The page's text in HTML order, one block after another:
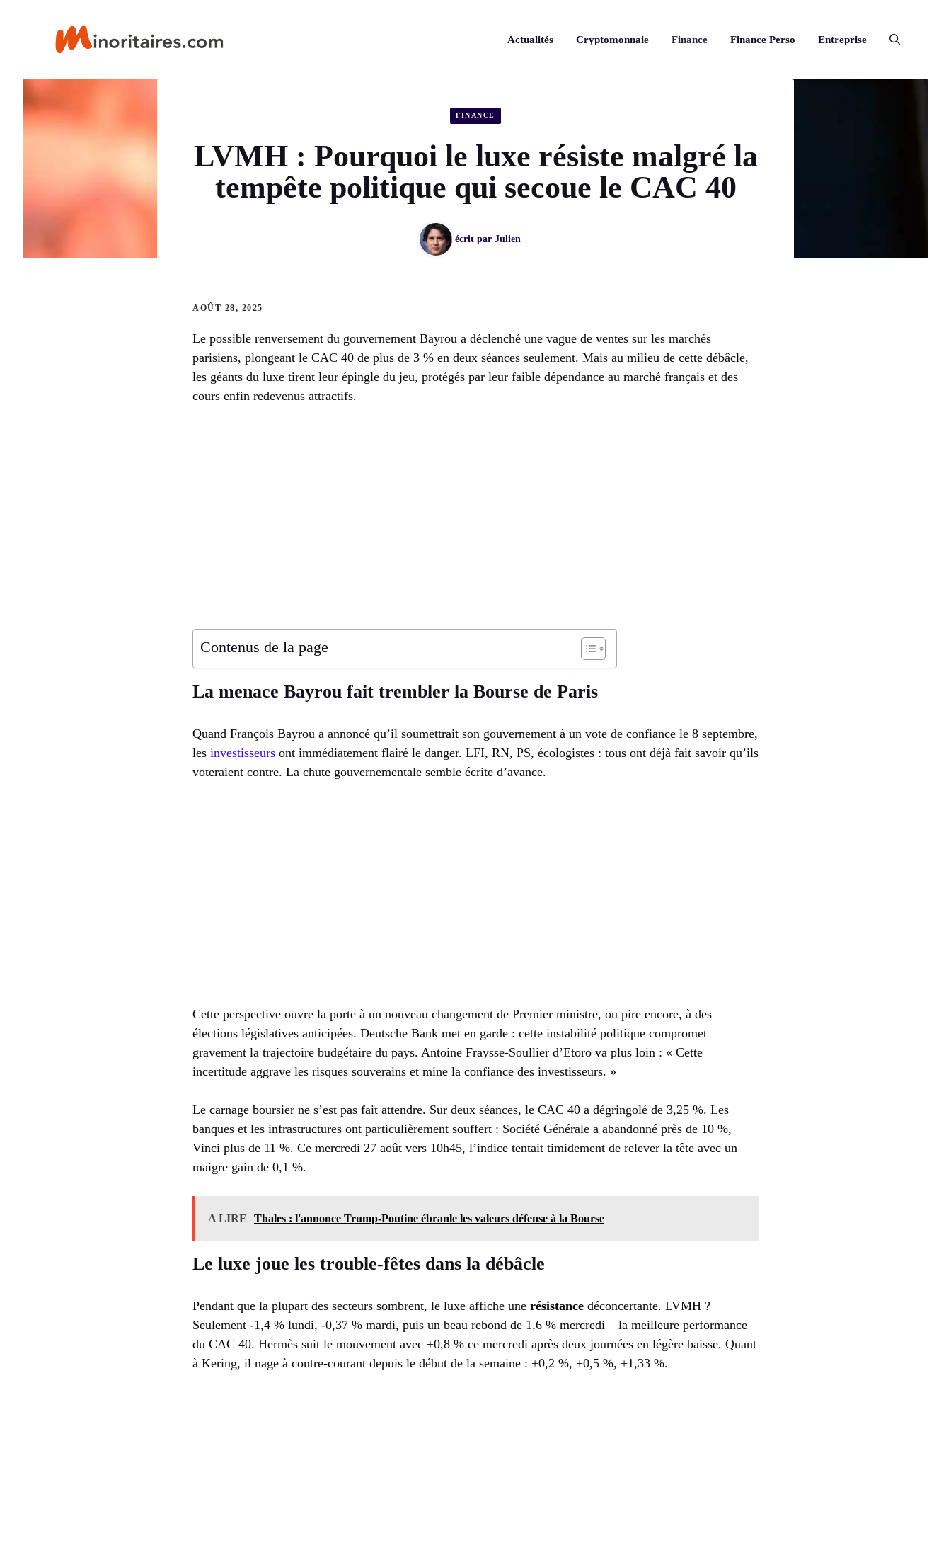
Actualités Cryptomonnaie Finance Finance Perso Entreprise
FINANCE
LVMH : Pourquoi le luxe résiste malgré la
tempête politique qui secoue le CAC 40
écrit par Julien
AOÛT 28, 2025
Le possible renversement du gouvernement Bayrou a déclenché une vague de ventes sur les marchés
parisiens, plongeant le CAC 40 de plus de 3 % en deux séances seulement. Mais au milieu de cette débâcle,
les géants du luxe tirent leur épingle du jeu, protégés par leur faible dépendance au marché français et des
cours enfin redevenus attractifs.
Contenus de la page
La menace Bayrou fait trembler la Bourse de Paris
Quand François Bayrou a annoncé qu’il soumettrait son gouvernement à un vote de confiance le 8 septembre,
les investisseurs ont immédiatement flairé le danger. LFI, RN, PS, écologistes : tous ont déjà fait savoir qu’ils
voteraient contre. La chute gouvernementale semble écrite d’avance.
Cette perspective ouvre la porte à un nouveau changement de Premier ministre, ou pire encore, à des
élections législatives anticipées. Deutsche Bank met en garde : cette instabilité politique compromet
gravement la trajectoire budgétaire du pays. Antoine Fraysse-Soullier d’Etoro va plus loin : « Cette
incertitude aggrave les risques souverains et mine la confiance des investisseurs. »
Le carnage boursier ne s’est pas fait attendre. Sur deux séances, le CAC 40 a dégringolé de 3,25 %. Les
banques et les infrastructures ont particulièrement souffert : Société Générale a abandonné près de 10 %,
Vinci plus de 11 %. Ce mercredi 27 août vers 10h45, l’indice tentait timidement de relever la tête avec un
maigre gain de 0,1 %.
A LIRE Thales : l'annonce Trump-Poutine ébranle les valeurs défense à la Bourse
Le luxe joue les trouble-fêtes dans la débâcle
Pendant que la plupart des secteurs sombrent, le luxe affiche une résistance déconcertante. LVMH ?
Seulement -1,4 % lundi, -0,37 % mardi, puis un beau rebond de 1,6 % mercredi – la meilleure performance
du CAC 40. Hermès suit le mouvement avec +0,8 % ce mercredi après deux journées en légère baisse. Quant
à Kering, il nage à contre-courant depuis le début de la semaine : +0,2 %, +0,5 %, +1,33 %.